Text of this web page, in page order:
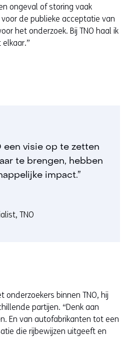
ongeval of storing vaak
de publieke acceptatie van
het onderzoek. Bij TNO haal ik
een visie op te zetten
te brengen, hebben
impact.”
TNO
onderzoekers binnen TNO, hij
partijen. “Denk aan
En van autofabrikanten tot een
die rijbewijzen uitgeeft en